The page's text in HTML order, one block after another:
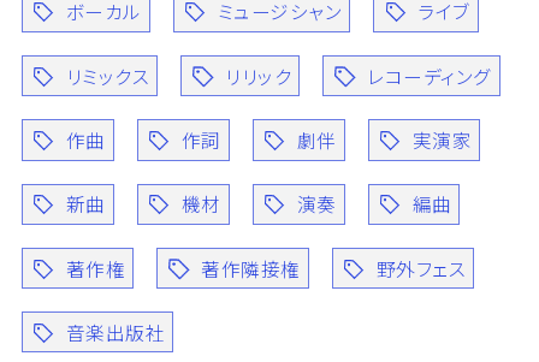
ボーカル ミュージシャン ライブ
リミックス リリック レコーディング
作曲 作詞 劇伴 実演家
新曲 機材 演奏 編曲
著作権 著作隣接権 野外フェス
音楽出版社